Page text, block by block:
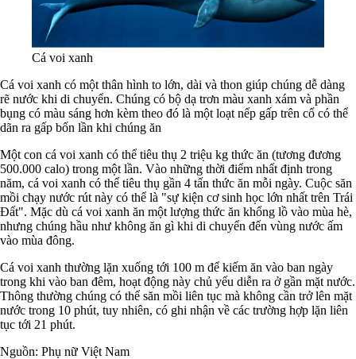
Cá voi xanh
Cá voi xanh có một thân hình to lớn, dài và thon giúp chúng dễ dàng
rẽ nước khi di chuyển. Chúng có bộ dạ trơn màu xanh xám và phần
bụng có màu sáng hơn kèm theo đó là một loạt nếp gấp trên cổ có thể
dãn ra gấp bốn lần khi chúng ăn
Một con cá voi xanh có thể tiêu thụ 2 triệu kg thức ăn (tương đương
500.000 calo) trong một lần. Vào những thời điểm nhất định trong
năm, cá voi xanh có thể tiêu thụ gần 4 tấn thức ăn mỗi ngày. Cuộc săn
mồi chạy nước rút này có thể là "sự kiện cơ sinh học lớn nhất trên Trái
Đất". Mặc dù cá voi xanh ăn một lượng thức ăn khổng lồ vào mùa hè,
nhưng chúng hầu như không ăn gì khi di chuyển đến vùng nước ấm
vào mùa đông.
Cá voi xanh thường lặn xuống tới 100 m để kiếm ăn vào ban ngày
trong khi vào ban đêm, hoạt động này chủ yếu diễn ra ở gần mặt nước.
Thông thường chúng có thể săn mồi liên tục mà không cần trở lên mặt
nước trong 10 phút, tuy nhiên, có ghi nhận về các trường hợp lặn liên
tục tới 21 phút.
Nguồn: Phụ nữ Việt Nam